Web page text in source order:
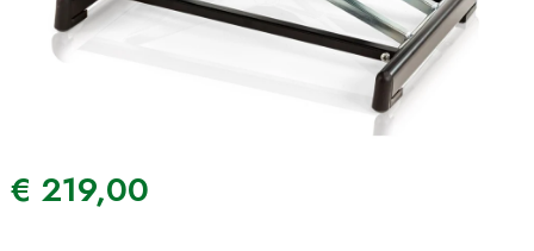
€ 219,00